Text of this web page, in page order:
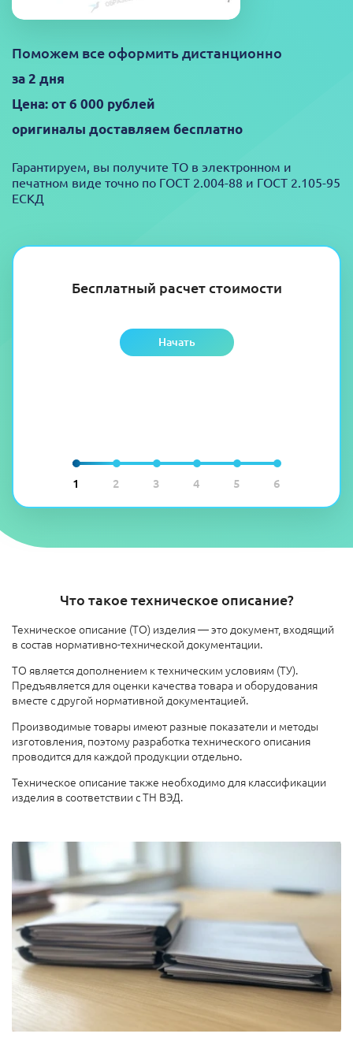
1 2 3 4 5 6
Бесплатный расчет стоимости
Начать
Поможем все оформить дистанционно
за 2 дня
Цена: от 6 000 рублей
оригиналы доставляем бесплатно
Гарантируем, вы получите ТО в электронном и
печатном виде точно по ГОСТ 2.004-88 и ГОСТ 2.105-95
ЕСКД
Что такое техническое описание?
Техническое описание (ТО) изделия — это документ, входящий
в состав нормативно-технической документации.
ТО является дополнением к техническим условиям (ТУ).
Предъявляется для оценки качества товара и оборудования
вместе с другой нормативной документацией.
Производимые товары имеют разные показатели и методы
изготовления, поэтому разработка технического описания
проводится для каждой продукции отдельно.
Техническое описание также необходимо для классификации
изделия в соответствии с ТН ВЭД.